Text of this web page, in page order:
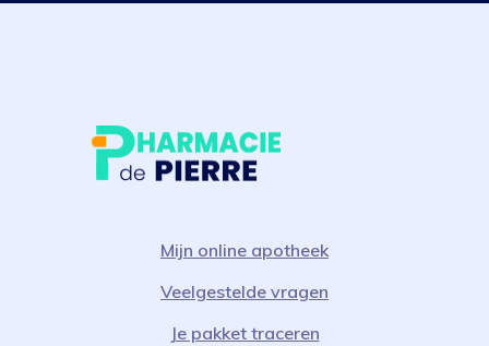
Mijn online apotheek
Veelgestelde vragen
Je pakket traceren